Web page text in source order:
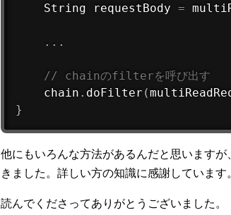
    String requestBody
=
. . .
// chainのfilterを呼び出す
    chain
. doFilter (
}
他にもいろんな方法があるんだと思います
きました。詳しい方の知識に感謝しています
読んでくださってありがとうございました。